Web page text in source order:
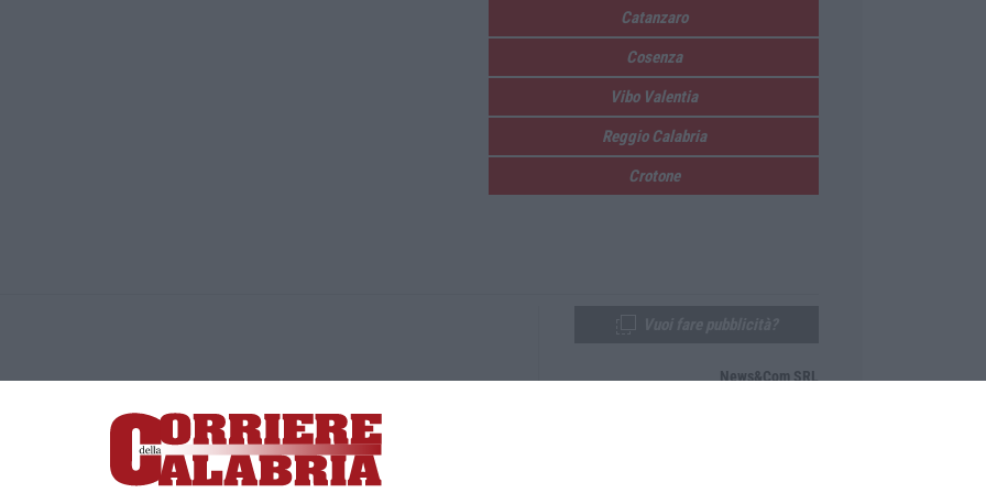
Catanzaro
Cosenza
Vibo Valentia
Reggio Calabria
Crotone
Lamezia Terme (CZ)
responsabile Paola Militano |Privacy
News&Com SRL